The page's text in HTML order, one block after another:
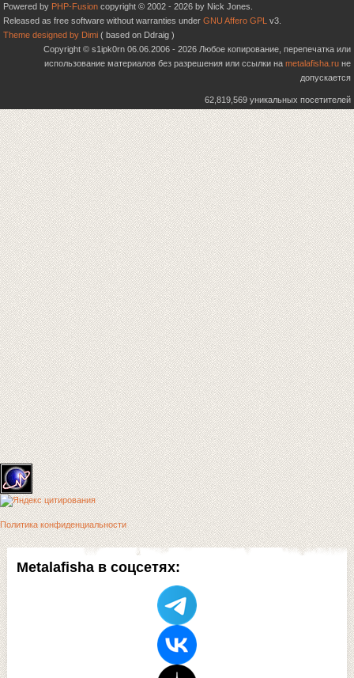
Metalafisha в соцсетях:
Powered by PHP-Fusion copyright © 2002 - 2026 by Nick Jones.
Released as free software without warranties under GNU Affero GPL v3.
Theme designed by Dimi ( based on Ddraig )
Copyright © s1ipk0rn 06.06.2006 - 2026 Любое копирование, перепечатка или
использование материалов без разрешения или ссылки на metalafisha.ru не
допускается
62,819,569 уникальных посетителей
Политика конфиденциальности